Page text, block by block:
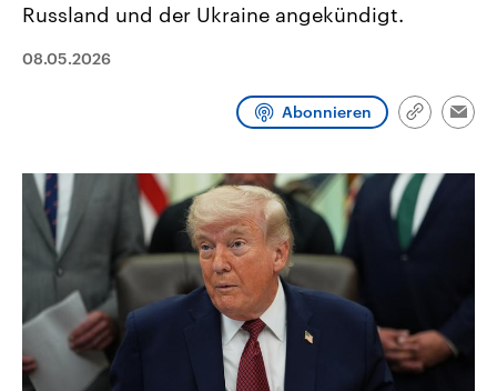
2026
September 2026 einen neuen
Umfragen, Prognosen,
Wahlprogramme, aktuelle Berichte
und Hintergründe zu den Parteien
und Kandidaten der anstehenden
Wahl.
Wirtschaftlich und
gehören die Vereinigten
den mächtigsten Ländern
Sendungen Programm Podcasts
Audio-Archiv
Russland und der Ukraine angekündigt.
08.05.2026
Abonnieren
Link